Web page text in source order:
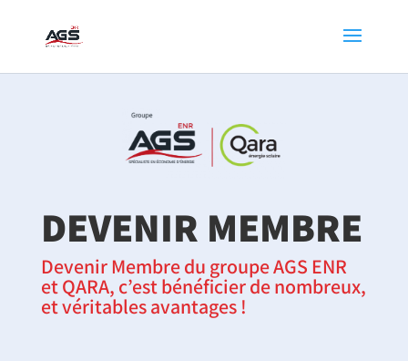
DEVENIR MEMBRE
Devenir Membre du groupe AGS ENR
et QARA, c’est bénéficier de nombreux,
et véritables avantages !